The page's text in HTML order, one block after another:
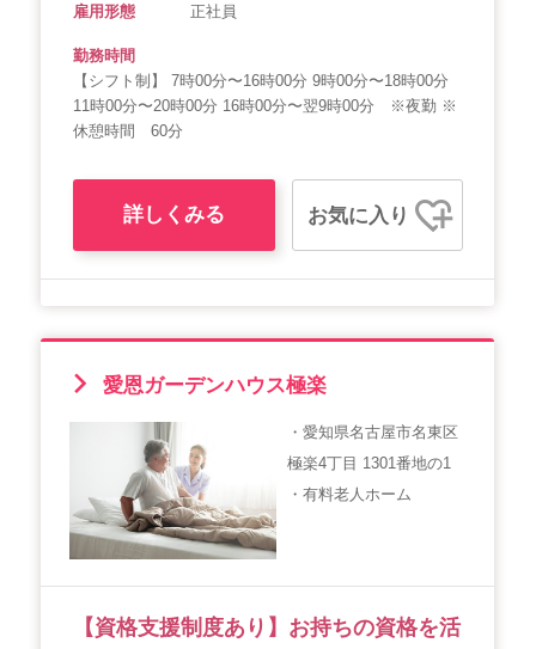
雇用形態 正社員
勤務時間
【シフト制】 7時00分〜16時00分 9時00分〜18時00分
11時00分〜20時00分 16時00分〜翌9時00分 ※夜勤 ※
休憩時間 60分
詳しくみる お気に入り
愛恩ガーデンハウス極楽
・愛知県名古屋市名東区
極楽4丁目 1301番地の1
・有料老人ホーム
【資格支援制度あり】お持ちの資格を活